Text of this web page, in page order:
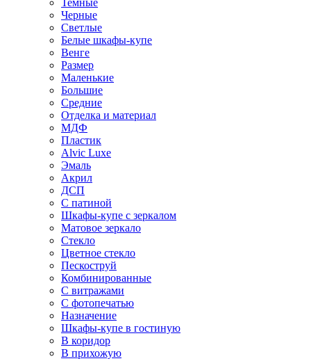
Темные
Черные
Светлые
Белые шкафы-купе
Венге
Размер
Маленькие
Большие
Средние
Отделка и материал
МДФ
Пластик
Alvic Luxe
Эмаль
Акрил
ДСП
С патиной
Шкафы-купе с зеркалом
Матовое зеркало
Стекло
Цветное стекло
Пескоструй
Комбинированные
С витражами
С фотопечатью
Назначение
Шкафы-купе в гостиную
В коридор
В прихожую